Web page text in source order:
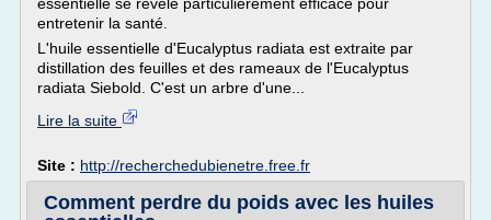
entretenir la santé.
L'huile essentielle d'Eucalyptus radiata est extraite par
distillation des feuilles et des rameaux de l'Eucalyptus
radiata Siebold. C'est un arbre d'une...
Lire la suite
Site : http://recherchedubienetre.free.fr
Comment perdre du poids avec les huiles